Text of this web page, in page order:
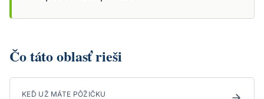
Čo táto oblasť rieši
KEĎ UŽ MÁTE PÔŽIČKU